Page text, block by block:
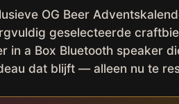
OG Beer
geselecteerde
in a Box Bluetooth speaker
dat blijft — alleen nu te